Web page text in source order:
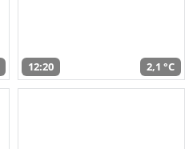
12:20 2,1 °C